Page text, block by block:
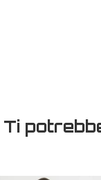
Ti